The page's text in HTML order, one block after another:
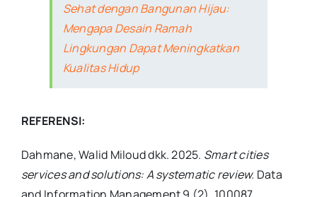
Sehat dengan Bangunan Hijau:
Mengapa Desain Ramah
Lingkungan Dapat Meningkatkan
Kualitas Hidup
REFERENSI:
Dahmane, Walid Miloud dkk. 2025. Smart cities
services and solutions: A systematic review. Data